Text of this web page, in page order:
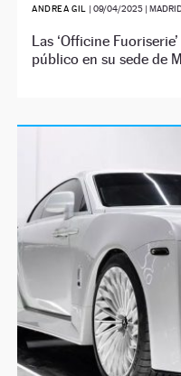
ANDREA GIL | 09/04/2025|
Las ‘Officine
público en su sede de